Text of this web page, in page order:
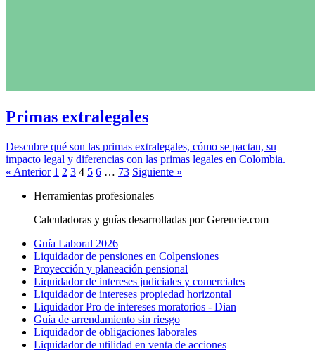
Primas extralegales
Descubre qué son las primas extralegales, cómo se pactan, su
impacto legal y diferencias con las primas legales en Colombia.
« Anterior 1 2 3 4 5 6 … 73 Siguiente »
Herramientas profesionales
Calculadoras y guías desarrolladas por Gerencie.com
Guía Laboral 2026
Liquidador de pensiones en Colpensiones
Proyección y planeación pensional
Liquidador de intereses judiciales y comerciales
Liquidador de intereses propiedad horizontal
Liquidador Pro de intereses moratorios - Dian
Guía de arrendamiento sin riesgo
Liquidador de obligaciones laborales
Liquidador de utilidad en venta de acciones